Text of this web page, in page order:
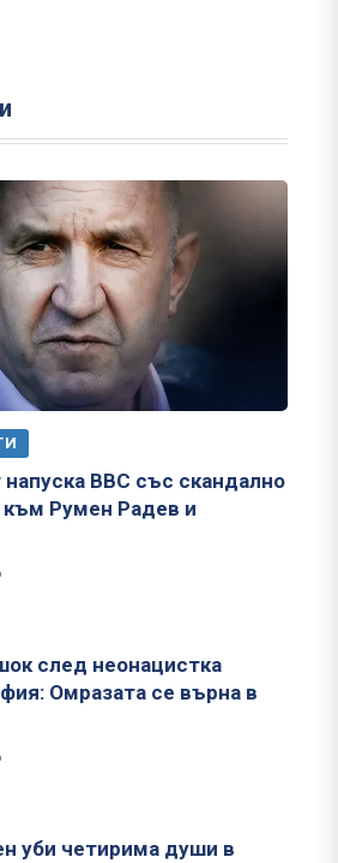
ВВС със скандално
Румен Радев и
след неонацистка
Омразата се върна в
уби четирима души в